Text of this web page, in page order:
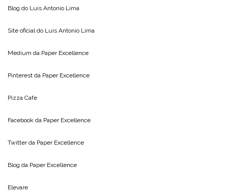
Blog do Luis Antonio Lima
Site oficial do Luis Antonio Lima
Medium da Paper Excellence
Pinterest da Paper Excellence
Pizza Cafe
Facebook da Paper Excellence
Twitter da Paper Excellence
Blog da Paper Excellence
Elevare